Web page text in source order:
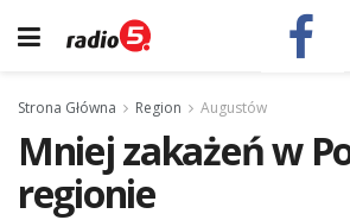
Strona Główna Region Augustów
Mniej zakażeń w
regionie